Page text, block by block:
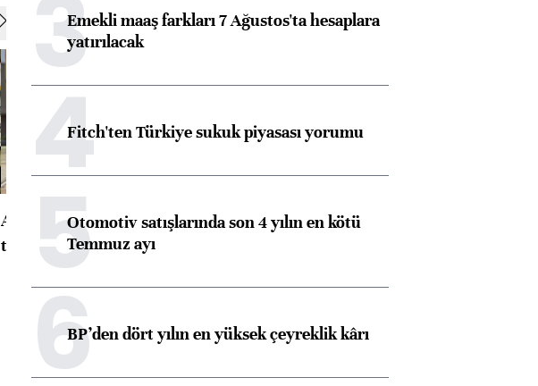
ABD'de konut başlangıçları
toparlandı
görüşmelere hazırlanıyor
3Emekli maaş farkları 7 Ağustos'ta hesaplara
yatırılacak
4Fitch'ten Türkiye sukuk piyasası yorumu
5Otomotiv satışlarında son 4 yılın en kötü
Temmuz ayı
6BP’den dört yılın en yüksek çeyreklik kârı